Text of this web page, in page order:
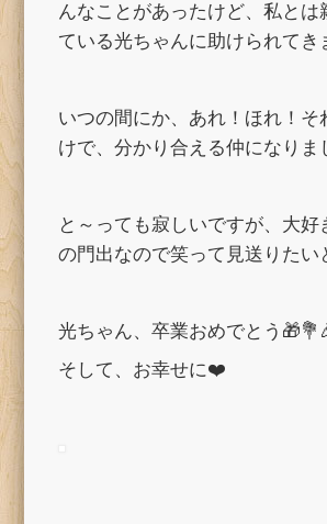
んなことがあったけど、私とは
ている光ちゃんに助けられてき
いつの間にか、あれ！ほれ！そ
けで、分かり合える仲になりま
と～っても寂しいですが、大好
の門出なので笑って見送りたい
光ちゃん、卒業おめでとう
そして、お幸せに❤️